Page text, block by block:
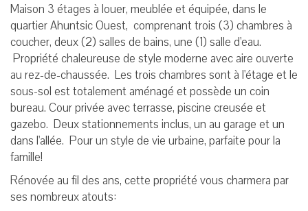
Maison 3 étages à louer, meublée et équipée, dans le
quartier Ahuntsic Ouest, comprenant trois (3) chambres à
coucher, deux (2) salles de bains, une (1) salle d'eau.
Propriété chaleureuse de style moderne avec aire ouverte
au rez-de-chaussée. Les trois chambres sont à l'étage et le
sous-sol est totalement aménagé et possède un coin
bureau. Cour privée avec terrasse, piscine creusée et
gazebo. Deux stationnements inclus, un au garage et un
dans l'allée. Pour un style de vie urbaine, parfaite pour la
famille!
Rénovée au fil des ans, cette propriété vous charmera par
ses nombreux atouts: